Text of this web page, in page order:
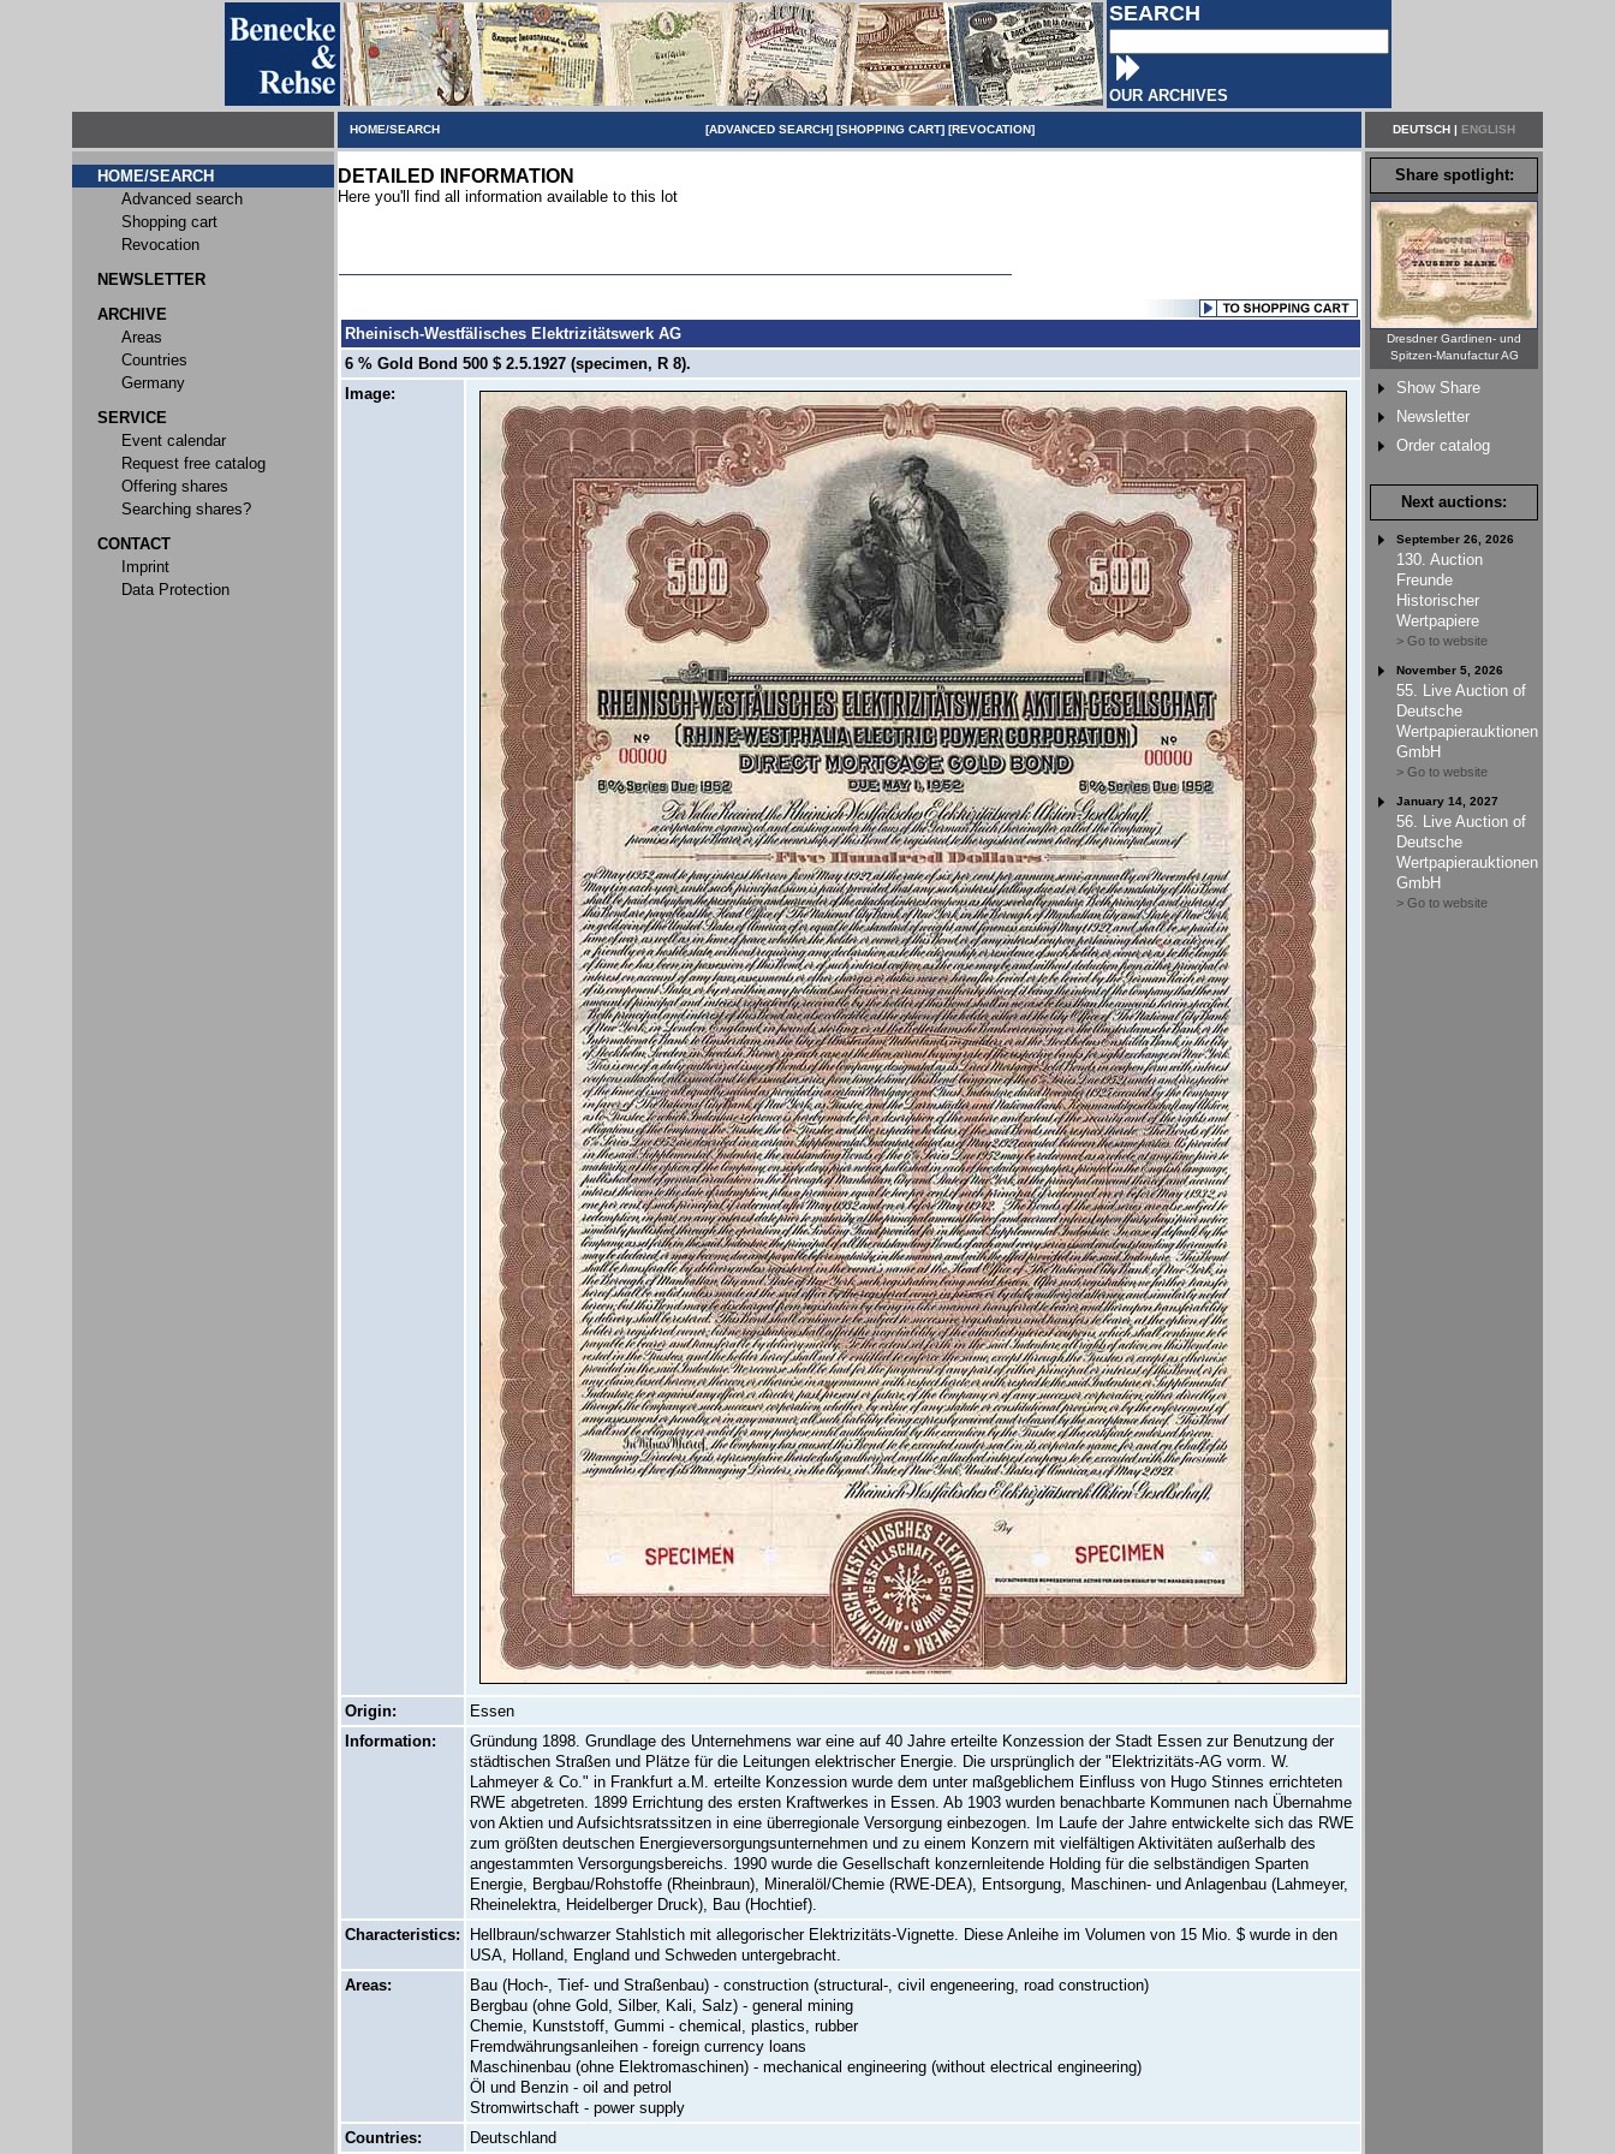
SEARCH
OUR ARCHIVES
HOME/SEARCH [ADVANCED SEARCH] [SHOPPING CART] [REVOCATION] DEUTSCH | ENGLISH
HOME/SEARCH
Advanced search
Shopping cart
Revocation
NEWSLETTER
ARCHIVE
Areas
Countries
Germany
SERVICE
Event calendar
Request free catalog
Offering shares
Searching shares?
CONTACT
Imprint
Data Protection
DETAILED INFORMATION
Here you'll find all information available to this lot
Rheinisch-Westfälisches Elektrizitätswerk AG
6 % Gold Bond 500 $ 2.5.1927 (specimen, R 8).
Image:
Origin:
Essen
Information:
Gründung 1898. Grundlage des Unternehmens war eine auf 40 Jahre erteilte Konzession der Stadt Essen zur Benutzung der
städtischen Straßen und Plätze für die Leitungen elektrischer Energie. Die ursprünglich der "Elektrizitäts-AG vorm. W.
Lahmeyer & Co." in Frankfurt a.M. erteilte Konzession wurde dem unter maßgeblichem Einfluss von Hugo Stinnes errichteten
RWE abgetreten. 1899 Errichtung des ersten Kraftwerkes in Essen. Ab 1903 wurden benachbarte Kommunen nach Übernahme
von Aktien und Aufsichtsratssitzen in eine überregionale Versorgung einbezogen. Im Laufe der Jahre entwickelte sich das RWE
zum größten deutschen Energieversorgungsunternehmen und zu einem Konzern mit vielfältigen Aktivitäten außerhalb des
angestammten Versorgungsbereichs. 1990 wurde die Gesellschaft konzernleitende Holding für die selbständigen Sparten
Energie, Bergbau/Rohstoffe (Rheinbraun), Mineralöl/Chemie (RWE-DEA), Entsorgung, Maschinen- und Anlagenbau (Lahmeyer,
Rheinelektra, Heidelberger Druck), Bau (Hochtief).
Characteristics:
Hellbraun/schwarzer Stahlstich mit allegorischer Elektrizitäts-Vignette. Diese Anleihe im Volumen von 15 Mio. $ wurde in den
USA, Holland, England und Schweden untergebracht.
Areas:
Bau (Hoch-, Tief- und Straßenbau) - construction (structural-, civil engeneering, road construction)
Bergbau (ohne Gold, Silber, Kali, Salz) - general mining
Chemie, Kunststoff, Gummi - chemical, plastics, rubber
Fremdwährungsanleihen - foreign currency loans
Maschinenbau (ohne Elektromaschinen) - mechanical engineering (without electrical engineering)
Öl und Benzin - oil and petrol
Stromwirtschaft - power supply
Countries:
Deutschland
Share spotlight:
Dresdner Gardinen- und
Spitzen-Manufactur AG
Show Share
Newsletter
Order catalog
Next auctions:
September 26, 2026
130. Auction
Freunde
Historischer
Wertpapiere
> Go to website
November 5, 2026
55. Live Auction of
Deutsche
Wertpapierauktionen
GmbH
> Go to website
January 14, 2027
56. Live Auction of
Deutsche
Wertpapierauktionen
GmbH
> Go to website